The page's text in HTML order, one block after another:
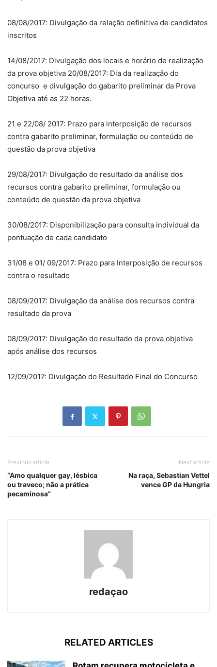
08/08/2017: Divulgação da relação definitiva de candidatos
inscritos
14/08/2017: Divulgação dos locais e horário de realização
da prova objetiva 20/08/2017: Dia da realização do
concurso e divulgação do gabarito preliminar da Prova
Objetiva até as 22 horas.
21 e 22/08/ 2017: Prazo para interposição de recursos
contra gabarito preliminar, formulação ou conteúdo de
questão da prova objetiva
29/08/2017: Divulgação do resultado da análise dos
recursos contra gabarito preliminar, formulação ou
conteúdo de questão da prova objetiva
30/08/2017: Disponibilização para consulta individual da
pontuação de cada candidato
31/08 e 01/ 09/2017: Prazo para Interposição de recursos
contra o resultado
08/09/2017: Divulgação da análise dos recursos contra
resultado da prova
08/09/2017: Divulgação do resultado da prova objetiva
após análise dos recursos
12/09/2017: Divulgação do Resultado Final do Concurso
Previous article
“Amo qualquer gay, lésbica
ou traveco; não a prática
pecaminosa”
Next article
Na raça, Sebastian Vettel
vence GP da Hungria
redaçao
RELATED ARTICLES